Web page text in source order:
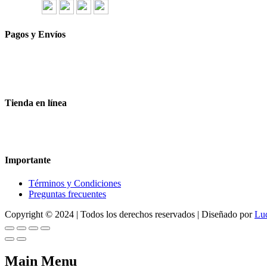
Pagos y Envíos
Tienda en línea
Importante
Términos y Condiciones
Preguntas frecuentes
Copyright © 2024 | Todos los derechos reservados | Diseñado por
Main Menu